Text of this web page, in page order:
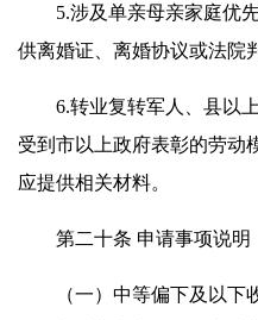
5.涉及单亲母亲家庭优先
供离婚证、离婚协议或法院
6.转业复转军人、县以上
受到市以上政府表彰的劳动
应提供相关材料。
第二十条 申请事项说明
（一）中等偏下及以下收